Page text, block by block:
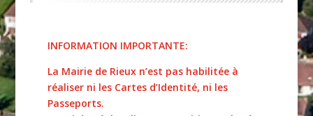
INFORMATION IMPORTANTE:
La Mairie de Rieux n’est pas habilitée à
réaliser ni les Cartes d’Identité, ni les
Passeports.